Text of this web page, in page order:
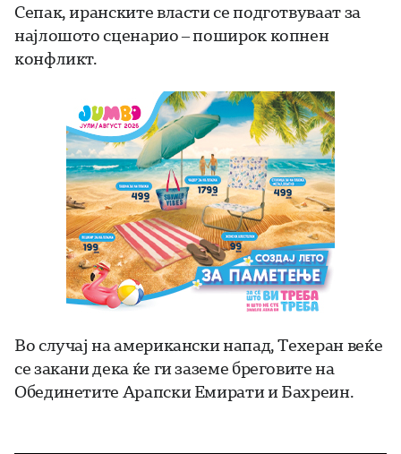
Сепак, иранските власти се подготвуваат за
најлошото сценарио – поширок копнен
конфликт.
Во случај на американски напад, Техеран веќе
се закани дека ќе ги заземе бреговите на
Обединетите Арапски Емирати и Бахреин.